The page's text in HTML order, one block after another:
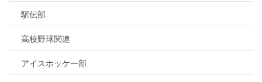
駅伝部
高校野球関連
アイスホッケー部